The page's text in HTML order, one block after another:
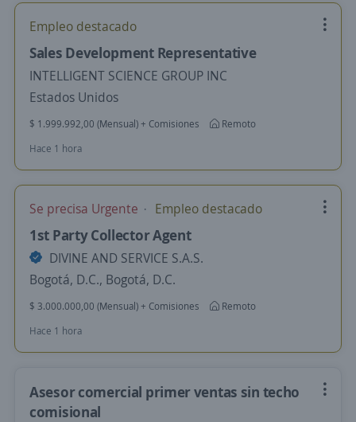
Empleo destacado
Sales Development Representative
INTELLIGENT SCIENCE GROUP INC
Estados Unidos
$ 1.999.992,00 (Mensual) + Comisiones
Remoto
Hace 1 hora
Se precisa Urgente Empleo destacado
1st Party Collector Agent
DIVINE AND SERVICE S.A.S.
Bogotá, D.C., Bogotá, D.C.
$ 3.000.000,00 (Mensual) + Comisiones
Remoto
Hace 1 hora
Asesor comercial primer ventas sin techo
comisional